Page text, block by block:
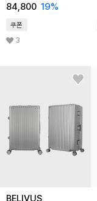
84,800 19%
쿠폰
3
BELIVUS